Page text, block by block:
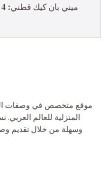
المنزلية للعالم
وسهلة من خلال تقديم